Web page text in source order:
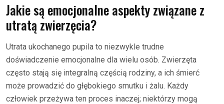
Jakie są emocjonalne aspekty związane z
utratą zwierzęcia?
Utrata ukochanego pupila to niezwykle trudne
doświadczenie emocjonalne dla wielu osób. Zwierzęta
często stają się integralną częścią rodziny, a ich śmierć
może prowadzić do głębokiego smutku i żalu. Każdy
człowiek przeżywa ten proces inaczej; niektórzy mogą